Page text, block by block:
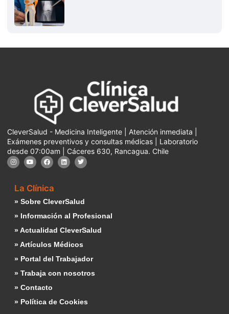
CleverSalud - Medicina Inteligente | Atención inmediata |
Exámenes preventivos y consultas médicas | Laboratorio
desde 07:00am | Cáceres 630, Rancagua. Chile
La Clínica
» Sobre CleverSalud
» Información al Profesional
» Actualidad CleverSalud
» Artículos Médicos
» Portal del Trabajador
» Trabaja con nosotros
» Contacto
» Política de Cookies